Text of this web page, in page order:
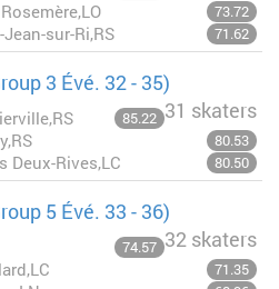
73.72
sur-Ri,RS 71.62
3 Évé. 32 - 35)
31 skaters
85.22
80.53
Deux-Rives,LC 80.50
5 Évé. 33 - 36)
32 skaters
74.57
71.35